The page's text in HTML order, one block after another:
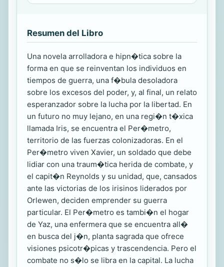
Resumen del Libro
Una novela arrolladora e hipn�tica sobre la
forma en que se reinventan los individuos en
tiempos de guerra, una f�bula desoladora
sobre los excesos del poder, y, al final, un relato
esperanzador sobre la lucha por la libertad. En
un futuro no muy lejano, en una regi�n t�xica
llamada Iris, se encuentra el Per�metro,
territorio de las fuerzas colonizadoras. En el
Per�metro viven Xavier, un soldado que debe
lidiar con una traum�tica herida de combate, y
el capit�n Reynolds y su unidad, que, cansados
ante las victorias de los irisinos liderados por
Orlewen, deciden emprender su guerra
particular. El Per�metro es tambi�n el hogar
de Yaz, una enfermera que se encuentra all�
en busca del j�n, planta sagrada que ofrece
visiones psicotr�picas y trascendencia. Pero el
combate no s�lo se libra en la capital. La lucha